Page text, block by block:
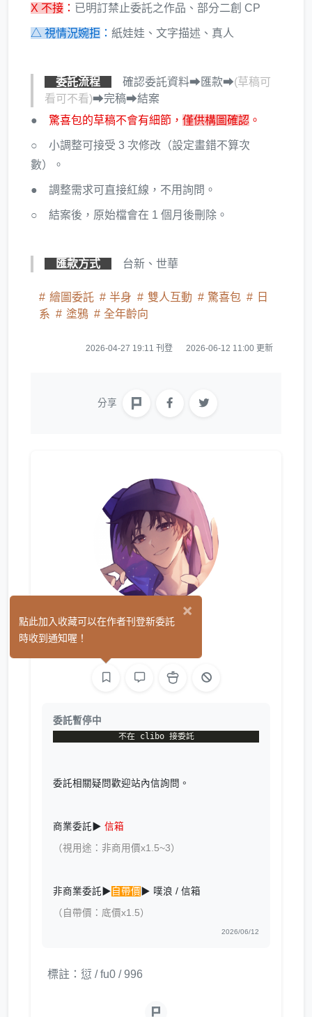
X 不接 ： 已明訂禁止委託之作品、部分二創 CP
△ 視情況婉拒 ： 紙娃娃、文字描述、真人
委託流程 確認委託資料➡︎匯款➡︎(草稿可
看可不看)➡︎完稿➡︎結案
● 驚喜包的草稿不會有細節， 僅供構圖確認 。
○ 小調整可接受 3 次修改（設定畫錯不算次
數）。
● 調整需求可直接紅線，不用詢問。
○ 結案後，原始檔會在 1 個月後刪除。
匯款方式 台新、世華
繪圖委託 半身 雙人互動 驚喜包
日
系
塗鴉 全年齡向
2026-04-27 19:11 刊登 2026-06-12 11:00 更新
分享
愆 (0)
委託暫停中
不在 clibo 接委託
委託相關疑問歡迎站內信詢問。
商業委託▶ 信箱
（視用途：非商用價x1.5~3）
非商業委託▶ 自帶價 ▶ 噗浪 / 信箱
（自帶價：底價x1.5）
2026/06/12
標註：愆 / fu0 / 996
×
點此加入收藏可以在作者刊登新委託
時收到通知喔！